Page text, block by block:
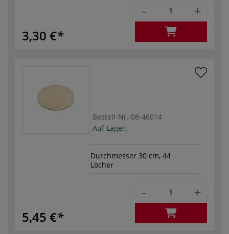
3,30 €
- +
Bestell-Nr. 08-46014
Auf Lager.
Durchmesser 30 cm, 44
Löcher
5,45 €
- +